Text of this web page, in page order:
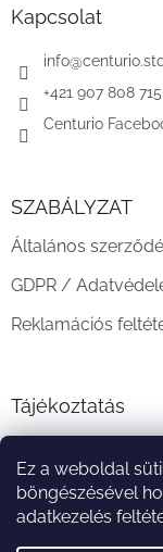
Ez a weboldal
böngészésével
adatkezelés
Kapcsolat
info@
+421 907 808 715
Centurio
SZABÁLYZAT
Általános
GDPR /
Reklamációs
Tájékoztatás
A vásárlás menete